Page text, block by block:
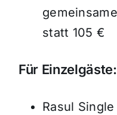
statt 105 €
Für Einzelgäste:
Rasul